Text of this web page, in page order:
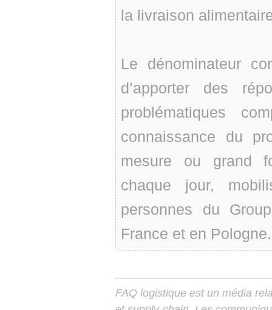
la livraison
Le dénominateur
d’apporter des
problématiques
connaissance du
mesure ou grand
chaque jour,
personnes du
France et en Pologne.
FAQ logistique est un média